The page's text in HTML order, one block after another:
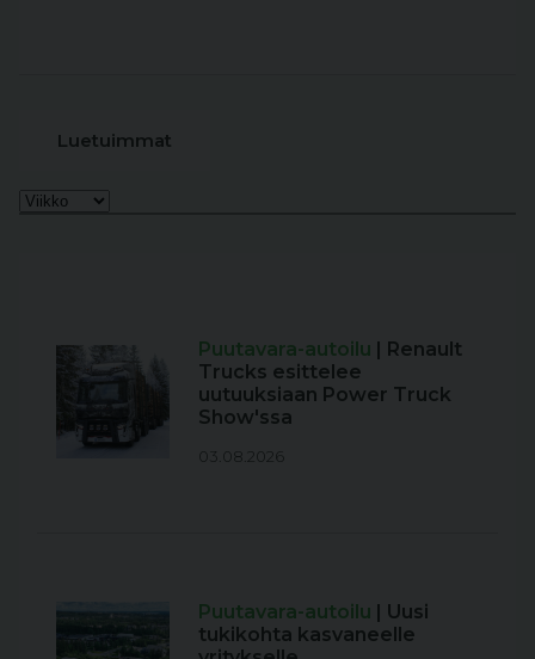
Luetuimmat
Puutavara-autoilu | Renault
Trucks esittelee
uutuuksiaan Power Truck
Show'ssa
03.08.2026
Puutavara-autoilu | Uusi
tukikohta kasvaneelle